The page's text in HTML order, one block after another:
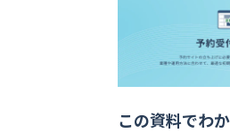
この資料でわ